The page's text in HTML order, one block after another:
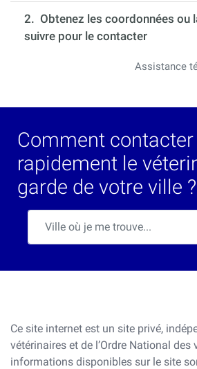
2. Obtenez les coordonnées ou
suivre pour le contacter
Assistance
Comment contacter
rapidement le
garde de votre ville ?
Ce site internet est un site privé,
vétérinaires et de l’Ordre National des
informations disponibles sur le site